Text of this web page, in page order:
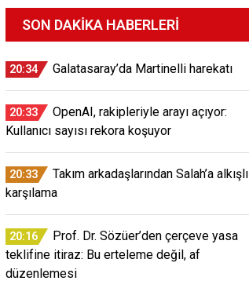
SON DAKIKA HABERLERI
20:34 Galatasaray’da Martinelli harekatı
20:33
OpenAI, rakipleriyle arayı açıyor:
Kullanıcı sayısı rekora koşuyor
20:33
Takım arkadaşlarından Salah’a alkışlı
karşılama
20:16
Prof. Dr. Sözüer’den çerçeve yasa
teklifine itiraz: Bu erteleme değil, af
düzenlemesi